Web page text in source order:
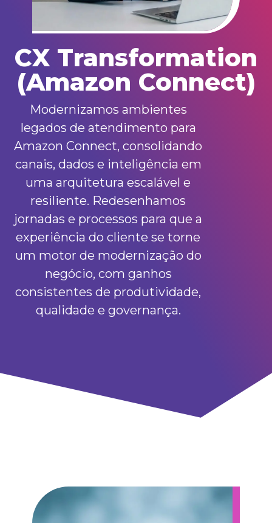
CX Transformation
(Amazon Connect)
Modernizamos ambientes
legados de atendimento para
Amazon Connect, consolidando
canais, dados e inteligência em
uma arquitetura escalável e
resiliente. Redesenhamos
jornadas e processos para que a
experiência do cliente se torne
um motor de modernização do
negócio, com ganhos
consistentes de produtividade,
qualidade e governança.